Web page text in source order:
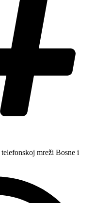
mreži Bosne i